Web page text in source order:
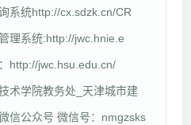
系统http://cx.sdzk.cn/CR
理系统:http://jwc.hnie.e
http://jwc.hsu.edu.cn/
术学院教务处_天津城市建
信公众号 微信号：nmgzsks